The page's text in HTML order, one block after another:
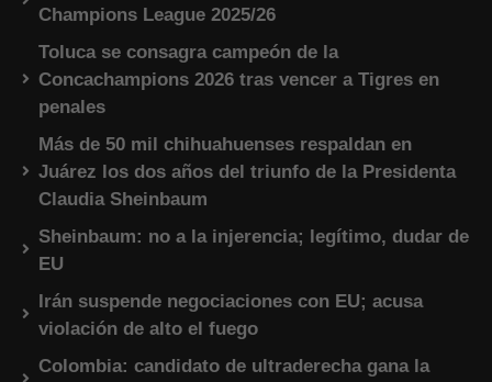
Champions League 2025/26
Toluca se consagra campeón de la
Concachampions 2026 tras vencer a Tigres en
penales
Más de 50 mil chihuahuenses respaldan en
Juárez los dos años del triunfo de la Presidenta
Claudia Sheinbaum
Sheinbaum: no a la injerencia; legítimo, dudar de
EU
Irán suspende negociaciones con EU; acusa
violación de alto el fuego
Colombia: candidato de ultraderecha gana la